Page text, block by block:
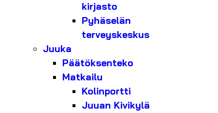
kirjasto
Pyhäselän
terveyskeskus
Juuka
Päätöksenteko
Matkailu
Kolinportti
Juuan Kivikylä